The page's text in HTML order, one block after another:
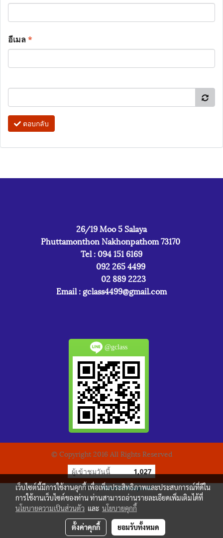
อีเมล*
ตอบกลับ
26/19 Moo 5 Salaya
Phuttamonthon Nakhonpathom 73170
Tel : 094 151 6169
092 265 4499
02 889 2223
Email : gclass4499@gmail.com
@gclass
© Copyright 2016 All Rights Reserved
ผู้เข้าชมวันนี้ 1,027
Powered byMakeWebEasy.com
เว็บไซต์นี้มีการใช้งานคุกกี้ เพื่อเพิ่มประสิทธิภาพและประสบการณ์ที่ดีใน
การใช้งานเว็บไซต์ของท่าน ท่านสามารถอ่านรายละเอียดเพิ่มเติมได้ที่
นโยบายความเป็นส่วนตัว และ นโยบายคุกกี้
ตั้งค่าคุกกี้ ยอมรับทั้งหมด